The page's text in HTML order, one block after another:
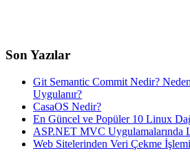
Son Yazılar
Git Semantic Commit Nedir?
Uygulanır?
CasaOS Nedir?
En Güncel ve Popüler 10 Linux
ASP.NET MVC Uygulamalarında
Web Sitelerinden Veri Çekme